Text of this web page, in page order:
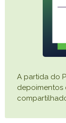
A partida do
depoimentos